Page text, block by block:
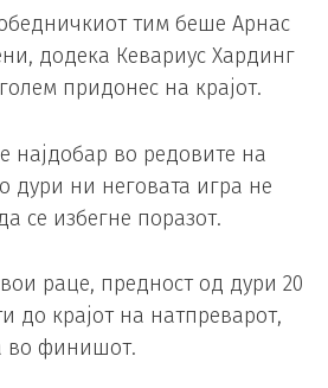
тим беше Арнас
додека Кевариус Хардинг
придонес на крајот.
најдобар во редовите на
дури ни неговата игра не
се избегне поразот.
раце, предност од дури 20
до крајот на натпреварот,
во финишот.